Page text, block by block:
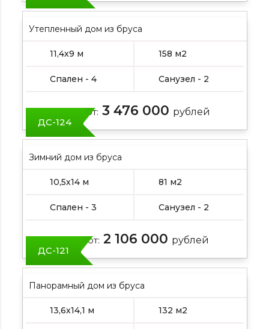
Утепленный дом из бруса
11,4х9 м 158 м2
Спален - 4 Санузел - 2
Цена от: 3 476 000 рублей
ДС-124
Зимний дом из бруса
10,5х14 м 81 м2
Спален - 3 Санузел - 2
Цена от: 2 106 000 рублей
ДС-121
Панорамный дом из бруса
13,6х14,1 м 132 м2